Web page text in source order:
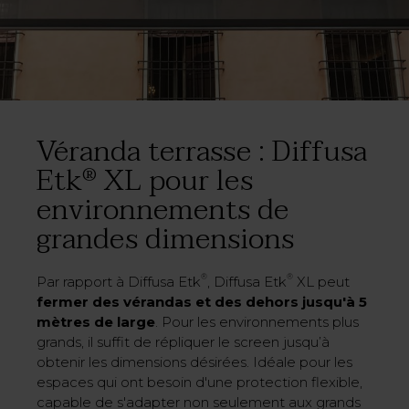
Véranda terrasse : Diffusa
Etk® XL pour les
environnements de
grandes dimensions
Par rapport à Diffusa Etk ® , Diffusa Etk ®
XL peut
fermer des vérandas et des dehors jusqu'à 5
mètres de large. Pour les environnements plus
grands, il suffit de répliquer le screen jusqu’à
obtenir les dimensions désirées. Idéale pour les
espaces qui ont besoin d'une protection flexible,
capable de s'adapter non seulement aux grands